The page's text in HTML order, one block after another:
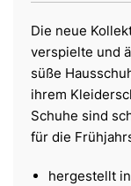
Die neue
verspielte und
süße
ihrem
Schuhe sind
für die
hergestellt